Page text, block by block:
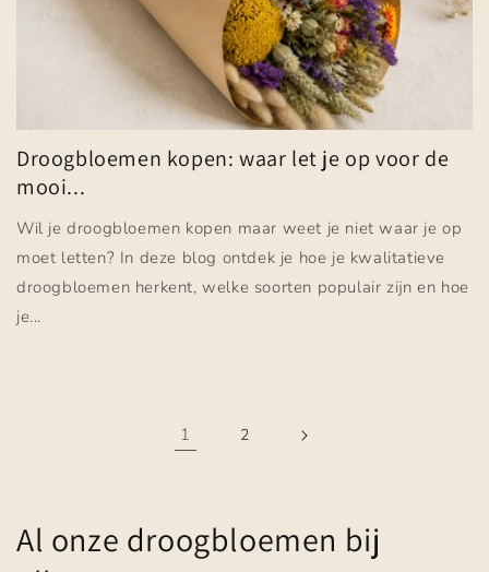
Droogbloemen kopen: waar let je op voor de
mooi...
Wil je droogbloemen kopen maar weet je niet waar je op
moet letten? In deze blog ontdek je hoe je kwalitatieve
droogbloemen herkent, welke soorten populair zijn en hoe
je...
1 2
Al onze droogbloemen bij